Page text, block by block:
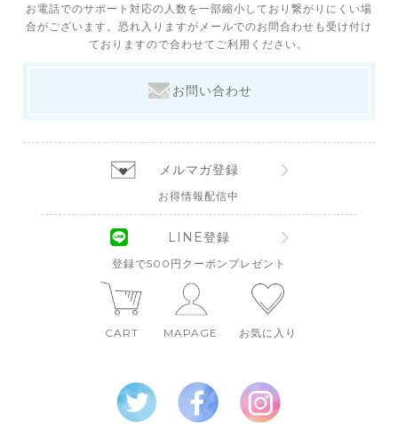
お電話でのサポート対応の人数を一部縮小しており繋がりにくい場
合がございます。恐れ入りますがメールでのお問合わせも受け付け
ておりますので合わせてご利用ください。
お問い合わせ
メルマガ登録
お得情報配信中
LINE登録
登録で500円クーポンプレゼント
CART MAPAGE お気に入り